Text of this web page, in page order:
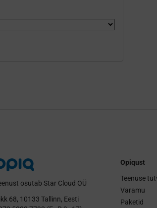
osutab Star Cloud OÜ
68, 10133 Tallinn, Eesti
Opiqust
Teenuse
Varamu
Paketid